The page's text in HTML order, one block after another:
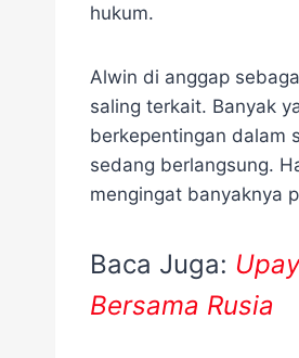
hukum.
Alwin di anggap
saling terkait. Banyak
berkepentingan dalam
sedang berlangsung.
mengingat banyaknya
Baca Juga:
Bersama Rusia